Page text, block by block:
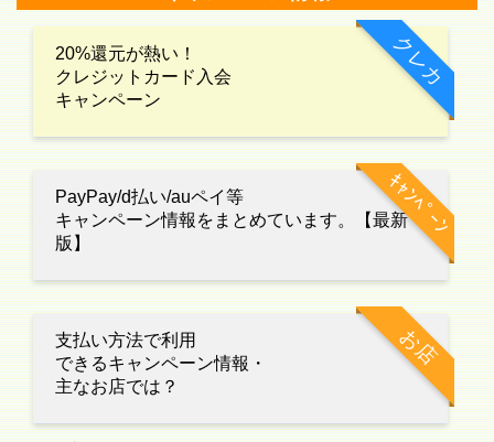
クレカ
20%還元が熱い！
クレジットカード入会
キャンペーン
ｷｬﾝﾍﾟｰﾝ
PayPay/d払い/auペイ等
キャンペーン情報をまとめています。【最新
版】
お店
支払い方法で利用
できるキャンペーン情報・
主なお店では？